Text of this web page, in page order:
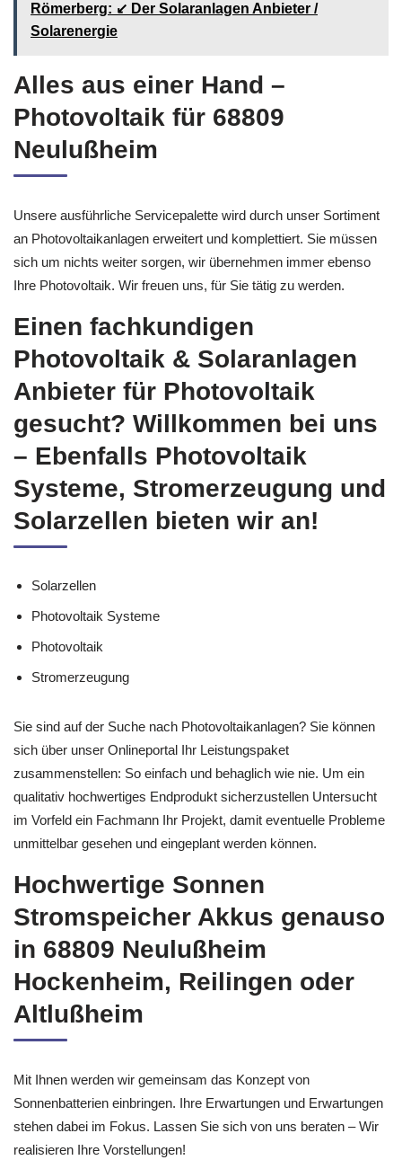
Römerberg: ↙️ Der Solaranlagen Anbieter /
Solarenergie
Alles aus einer Hand –
Photovoltaik für 68809
Neulußheim
Unsere ausführliche Servicepalette wird durch unser Sortiment
an Photovoltaikanlagen erweitert und komplettiert. Sie müssen
sich um nichts weiter sorgen, wir übernehmen immer ebenso
Ihre Photovoltaik. Wir freuen uns, für Sie tätig zu werden.
Einen fachkundigen
Photovoltaik & Solaranlagen
Anbieter für Photovoltaik
gesucht? Willkommen bei uns
– Ebenfalls Photovoltaik
Systeme, Stromerzeugung und
Solarzellen bieten wir an!
Solarzellen
Photovoltaik Systeme
Photovoltaik
Stromerzeugung
Sie sind auf der Suche nach Photovoltaikanlagen? Sie können
sich über unser Onlineportal Ihr Leistungspaket
zusammenstellen: So einfach und behaglich wie nie. Um ein
qualitativ hochwertiges Endprodukt sicherzustellen Untersucht
im Vorfeld ein Fachmann Ihr Projekt, damit eventuelle Probleme
unmittelbar gesehen und eingeplant werden können.
Hochwertige Sonnen
Stromspeicher Akkus genauso
in 68809 Neulußheim
Hockenheim, Reilingen oder
Altlußheim
Mit Ihnen werden wir gemeinsam das Konzept von
Sonnenbatterien einbringen. Ihre Erwartungen und Erwartungen
stehen dabei im Fokus. Lassen Sie sich von uns beraten – Wir
realisieren Ihre Vorstellungen!